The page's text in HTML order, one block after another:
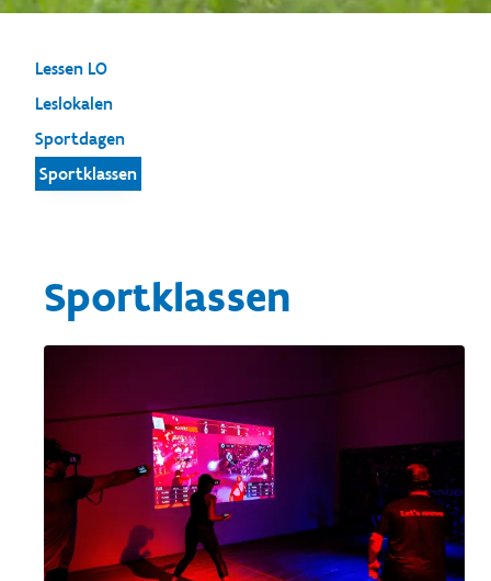
Lessen LO
Leslokalen
Sportdagen
Sportklassen
Sportklassen